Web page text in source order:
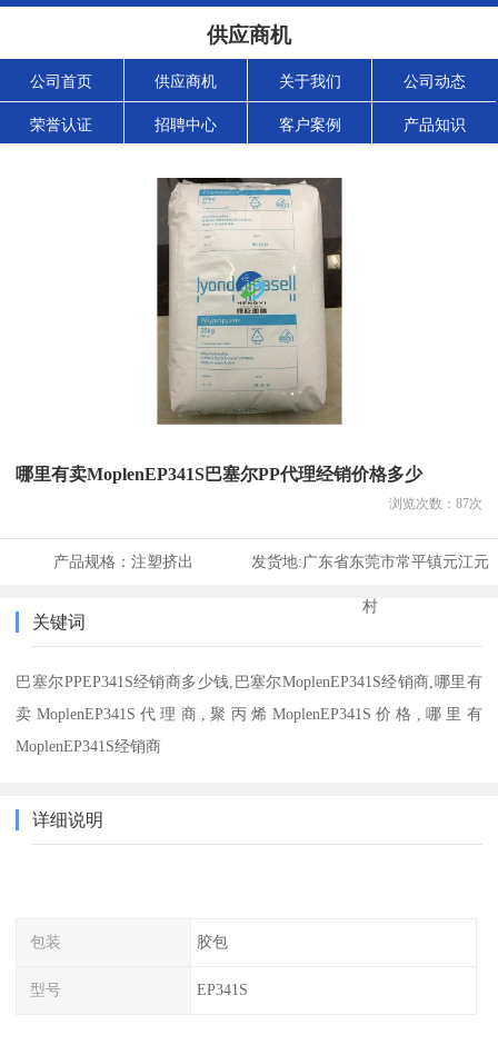
供应商机
公司首页 供应商机 关于我们 公司动态
荣誉认证 招聘中心 客户案例 产品知识
哪里有卖MoplenEP341S巴塞尔PP代理经销价格多少
浏览次数： 87次
产品规格： 注塑挤出 发货地:广东省东莞市常平镇元江元
村
关键词
巴塞尔PPEP341S经销商多少钱,巴塞尔MoplenEP341S经销商,哪里有
卖MoplenEP341S代理商,聚丙烯MoplenEP341S价格,哪里有
MoplenEP341S经销商
详细说明
包装 胶包
型号 EP341S